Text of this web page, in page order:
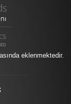
eklenmektedir.